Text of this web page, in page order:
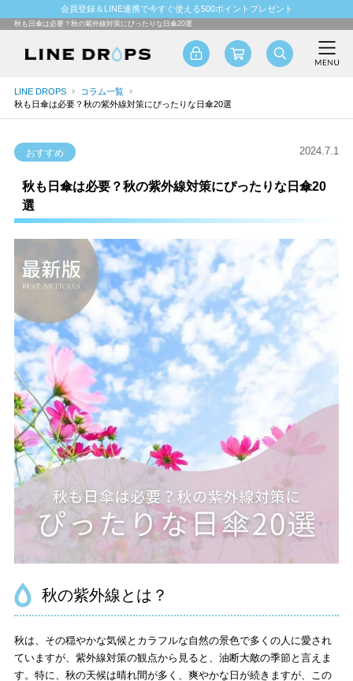
会員登録＆LINE連携で今すぐ使える500ポイントプレゼント
秋も日傘は必要？秋の紫外線対策にぴったりな日傘20選
LINE DROPS
コラム一覧
秋も日傘は必要？秋の紫外線対策にぴったりな日傘20選
おすすめ 2024.7.1
秋も日傘は必要？秋の紫外線対策にぴったりな日傘20
選
秋の紫外線とは？
秋は、その穏やかな気候とカラフルな自然の景色で多くの人に愛され
ていますが、紫外線対策の観点から見ると、油断大敵の季節と言えま
す。特に、秋の天候は晴れ間が多く、爽やかな日が続きますが、この